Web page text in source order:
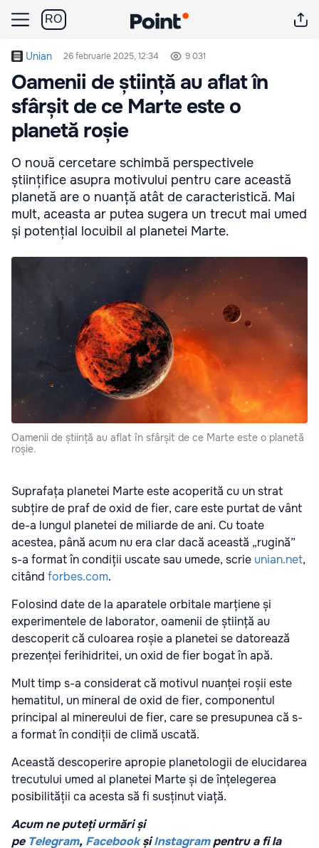
RO
Unian 26 februarie 2025, 12:34 9 031
Oamenii de știință au aflat în
sfârșit de ce Marte este o
planetă roșie
O nouă cercetare schimbă perspectivele
științifice asupra motivului pentru care această
planetă are o nuanță atât de caracteristică. Mai
mult, aceasta ar putea sugera un trecut mai umed
și potențial locuibil al planetei Marte.
Oamenii de știință au aflat în sfârșit de ce Marte este o planetă
roșie.
Suprafața planetei Marte este acoperită cu un strat
subțire de praf de oxid de fier, care este purtat de vânt
de-a lungul planetei de miliarde de ani. Cu toate
acestea, până acum nu era clar dacă această „rugină”
s-a format în condiții uscate sau umede, scrie unian.net,
citând forbes.com.
Folosind date de la aparatele orbitale marțiene și
experimentele de laborator, oamenii de știință au
descoperit că culoarea roșie a planetei se datorează
prezenței ferihidritei, un oxid de fier bogat în apă.
Mult timp s-a considerat că motivul nuanței roșii este
hematitul, un mineral de oxid de fier, componentul
principal al minereului de fier, care se presupunea că s-
a format în condiții de climă uscată.
Această descoperire apropie planetologii de elucidarea
trecutului umed al planetei Marte și de înțelegerea
posibilității ca acesta să fi susținut viață.
Acum ne puteți urmări și
pe Telegram, Facebook șiInstagrampentru a fi la